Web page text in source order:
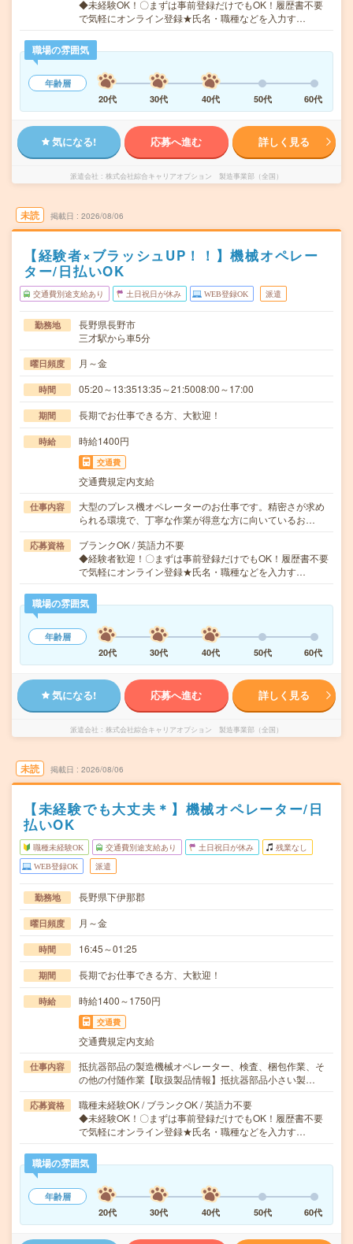
◆未経験OK！〇まずは事前登録だけでもOK！履歴書不要
で気軽にオンライン登録★氏名・職種などを入力す…
職場の雰囲気
年齢層
20代
30代 40代 50代 60代
気になる! 応募へ進む 詳しく見る
派遣会社 株式会社綜合キャリアオプション 製造事業部（全国）
未読 掲載日 2026/08/06
【経験者×ブラッシュUP！！】機械オペレー
ター/日払いOK
交通費別途支給あり 土日祝日が休み WEB登録OK 派遣
勤務地
長野県長野市
三才駅から車5分
曜日頻度 月～金
時間 05:20～13:3513:35～21:5008:00～17:00
期間 長期でお仕事できる方、大歓迎！
時給 時給1400円
交通費
交通費規定内支給
仕事内容
大型のプレス機オペレーターのお仕事です。精密さが求め
られる環境で、丁寧な作業が得意な方に向いているお…
応募資格
ブランクOK / 英語力不要
◆経験者歓迎！〇まずは事前登録だけでもOK！履歴書不要
で気軽にオンライン登録★氏名・職種などを入力す…
職場の雰囲気
年齢層
20代
30代 40代 50代 60代
気になる! 応募へ進む 詳しく見る
派遣会社 株式会社綜合キャリアオプション 製造事業部（全国）
未読 掲載日 2026/08/06
【未経験でも大丈夫＊】機械オペレーター/日
払いOK
職種未経験OK 交通費別途支給あり 土日祝日が休み 残業なし
WEB登録OK 派遣
勤務地 長野県下伊那郡
曜日頻度 月～金
時間 16:45～01:25
期間 長期でお仕事できる方、大歓迎！
時給 時給1400～1750円
交通費
交通費規定内支給
仕事内容
抵抗器部品の製造機械オペレーター、検査、梱包作業、そ
の他の付随作業【取扱製品情報】抵抗器部品小さい製…
応募資格
職種未経験OK / ブランクOK / 英語力不要
◆未経験OK！〇まずは事前登録だけでもOK！履歴書不要
で気軽にオンライン登録★氏名・職種などを入力す…
職場の雰囲気
年齢層
20代
30代 40代 50代 60代